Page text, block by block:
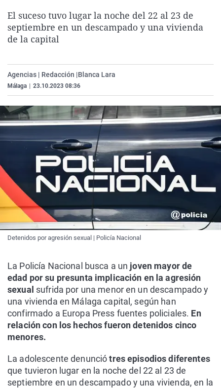
Gente viajera
Retornados
Galicia
Televisión
El suceso tuvo lugar la noche del 22 al 23 de
septiembre en un descampado y una vivienda
de la capital
Agencias | Redacción |Blanca Lara
Málaga 23.10.2023 08:36
Detenidos por agresión sexual | Policía Nacional
La Policía Nacional busca a un joven mayor de
edad por su presunta implicación en la agresión
sexual sufrida por una menor en un descampado y
una vivienda en Málaga capital, según han
confirmado a Europa Press fuentes policiales. En
relación con los hechos fueron detenidos cinco
menores.
La adolescente denunciótres episodios diferentes
que tuvieron lugar en la noche del 22 al 23 de
septiembre en un descampado y una vivienda, en la